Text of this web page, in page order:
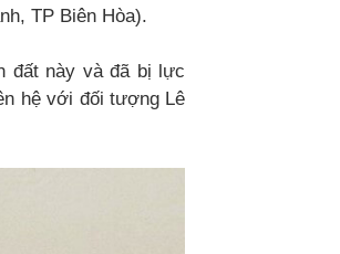
TP Biên Hòa).
đất này và đã bị lực
hệ với đối tượng Lê